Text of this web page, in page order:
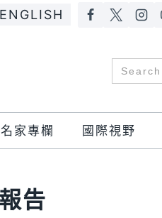
ENGLISH
Search
for:
名家專欄 國際視野
告